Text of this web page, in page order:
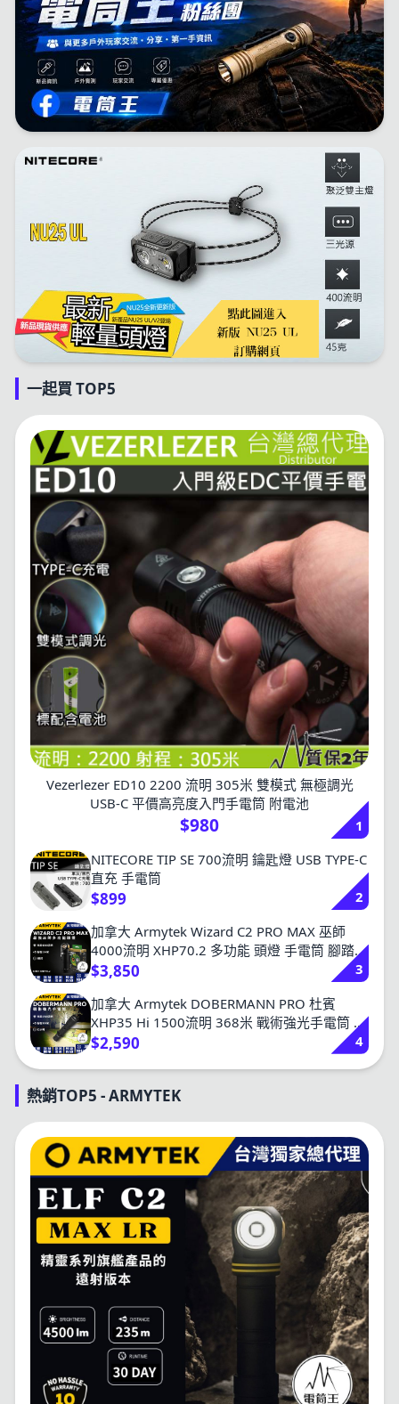
一起買 TOP5
Vezerlezer ED10 2200 流明 305米 雙模式 無極調光
USB-C 平價高亮度入門手電筒 附電池
$980
1
NITECORE TIP SE 700流明 鑰匙燈 USB TYPE-C
直充 手電筒
$899
2
加拿大 Armytek Wizard C2 PRO MAX 巫師
4000流明 XHP70.2 多功能 頭燈 手電筒 腳踏車
燈 21700鋰電池兼容18650 防水 防摔 耐震
$3,850
3
加拿大 Armytek DOBERMANN PRO 杜賓
XHP35 Hi 1500流明 368米 戰術強光手電筒 防
水防摔10米 軍用 執法人員 一鍵強光 尾部磁吸
$2,590 4
熱銷TOP5 - ARMYTEK